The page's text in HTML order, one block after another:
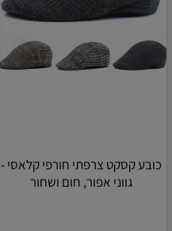
כובע קסקט צרפתי חורפי קלאסי -
גווני אפור, חום ושחור